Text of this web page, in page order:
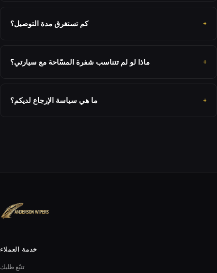
كم تستغرق مدة التوصيل؟
ماذا لو لم تتناسب شفرة المسّاحة مع سيارتي؟
ما هي سياسة الإرجاع لديكم؟
خدمة العملاء
تتبّع طلبك